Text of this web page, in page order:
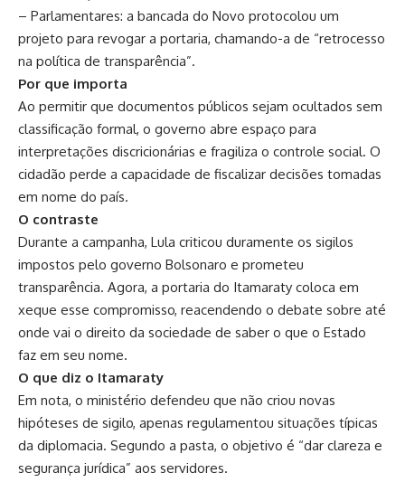
– Parlamentares: a bancada do Novo protocolou um
projeto para revogar a portaria, chamando-a de “retrocesso
na política de transparência”.
Por que importa
Ao permitir que documentos públicos sejam ocultados sem
classificação formal, o governo abre espaço para
interpretações discricionárias e fragiliza o controle social. O
cidadão perde a capacidade de fiscalizar decisões tomadas
em nome do país.
O contraste
Durante a campanha, Lula criticou duramente os sigilos
impostos pelo governo Bolsonaro e prometeu
transparência. Agora, a portaria do Itamaraty coloca em
xeque esse compromisso, reacendendo o debate sobre até
onde vai o direito da sociedade de saber o que o Estado
faz em seu nome.
O que diz o Itamaraty
Em nota, o ministério defendeu que não criou novas
hipóteses de sigilo, apenas regulamentou situações típicas
da diplomacia. Segundo a pasta, o objetivo é “dar clareza e
segurança jurídica” aos servidores.